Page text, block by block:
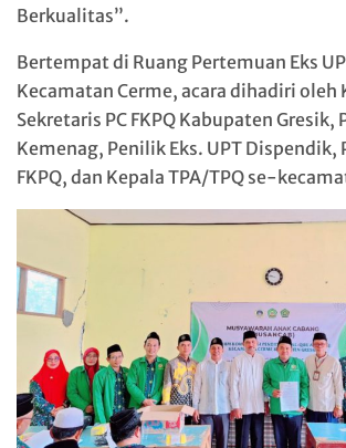
Berkualitas”.
Bertempat di Ruang Pertemuan Eks
Kecamatan Cerme, acara dihadiri oleh
Sekretaris PC FKPQ Kabupaten Gresik,
Kemenag, Penilik Eks. UPT Dispendik,
FKPQ, dan Kepala TPA/TPQ se-